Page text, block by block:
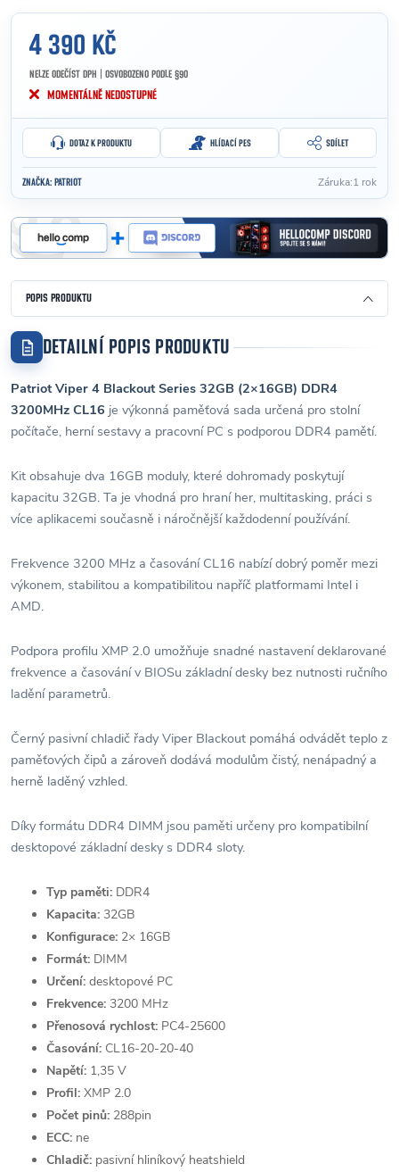
4 390 KČ
NELZE ODEČÍST DPH | OSVOBOZENO PODLE §90
Měrná cena:
MOMENTÁLNĚ NEDOSTUPNÉ
DOTAZ K PRODUKTU HLÍDACÍ PES SDÍLET
ZNAČKA: PATRIOT Záruka:1 rok
POPIS PRODUKTU
DETAILNÍ POPIS PRODUKTU
Patriot Viper 4 Blackout Series 32GB (2×16GB) DDR4
3200MHz CL16 je výkonná paměťová sada určená pro stolní
počítače, herní sestavy a pracovní PC s podporou DDR4 pamětí.
Kit obsahuje dva 16GB moduly, které dohromady poskytují
kapacitu 32GB. Ta je vhodná pro hraní her, multitasking, práci s
více aplikacemi současně i náročnější každodenní používání.
Frekvence 3200 MHz a časování CL16 nabízí dobrý poměr mezi
výkonem, stabilitou a kompatibilitou napříč platformami Intel i
AMD.
Podpora profilu XMP 2.0 umožňuje snadné nastavení deklarované
frekvence a časování v BIOSu základní desky bez nutnosti ručního
ladění parametrů.
Černý pasivní chladič řady Viper Blackout pomáhá odvádět teplo z
paměťových čipů a zároveň dodává modulům čistý, nenápadný a
herně laděný vzhled.
Díky formátu DDR4 DIMM jsou paměti určeny pro kompatibilní
desktopové základní desky s DDR4 sloty.
Typ paměti: DDR4
Kapacita: 32GB
Konfigurace: 2× 16GB
Formát: DIMM
Určení: desktopové PC
Frekvence: 3200 MHz
Přenosová rychlost: PC4-25600
Časování: CL16-20-20-40
Napětí: 1,35 V
Profil: XMP 2.0
Počet pinů: 288pin
ECC: ne
Chladič: pasivní hliníkový heatshield